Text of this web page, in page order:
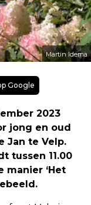
Martin Idema
Google
2023
jong en oud
Jan te Velp.
tussen 11.00
manier ‘Het